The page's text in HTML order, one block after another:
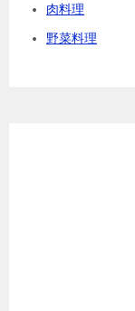
肉料理
野菜料理